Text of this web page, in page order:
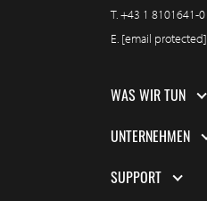
T.+43 1 8101641-0
E. [email protected]
WAS WIR TUN
UNTERNEHMEN
SUPPORT